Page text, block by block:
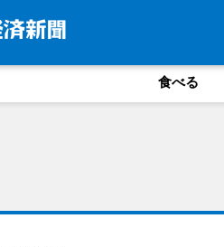
食べる